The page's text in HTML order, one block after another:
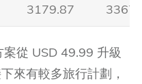
3179.87 3367
從 USD 49.99 升級
來有較多旅行計劃，